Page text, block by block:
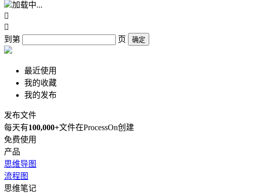
加载中...


到第
页 确定
最近使用
我的收藏
我的发布
发布文件
每天有100,000+文件在ProcessOn创建
免费使用
产品
思维导图
流程图
思维笔记